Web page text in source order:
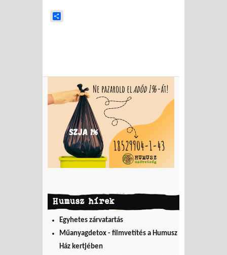
Humusz hírek
Egyhetes zárvatartás
Műanyagdetox - filmvetítés a Humusz
Ház kertjében